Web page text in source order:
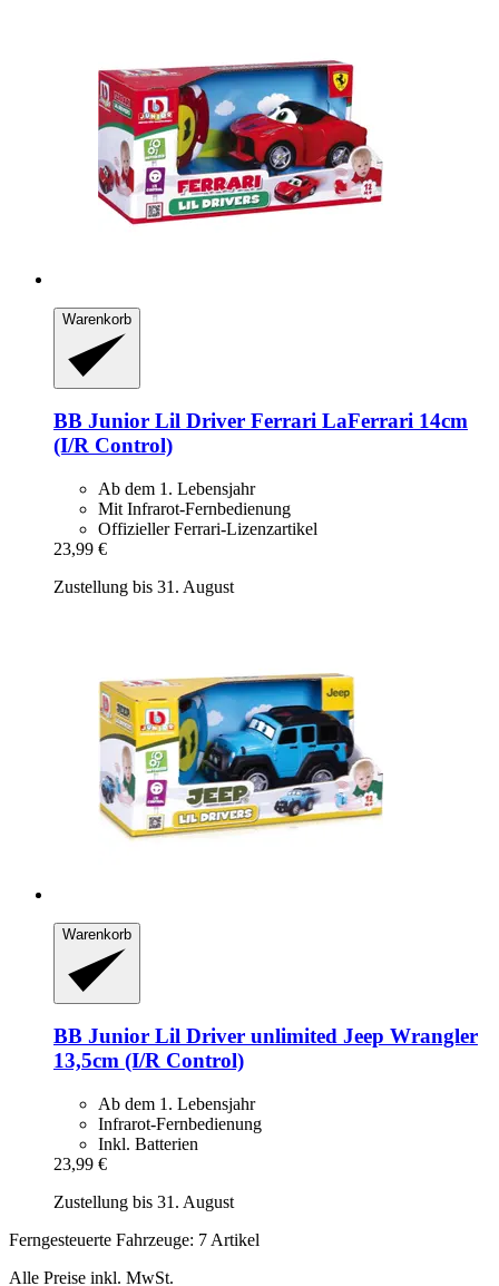
Warenkorb
BB Junior Lil Driver Ferrari LaFerrari 14cm
(I/R Control)
Ab dem 1. Lebensjahr
Mit Infrarot-Fernbedienung
Offizieller Ferrari-Lizenzartikel
23,99 €
Zustellung bis 31. August
Warenkorb
BB Junior Lil Driver unlimited Jeep Wrangler
13,5cm (I/R Control)
Ab dem 1. Lebensjahr
Infrarot-Fernbedienung
Inkl. Batterien
23,99 €
Zustellung bis 31. August
Ferngesteuerte Fahrzeuge: 7 Artikel
Alle Preise inkl. MwSt.